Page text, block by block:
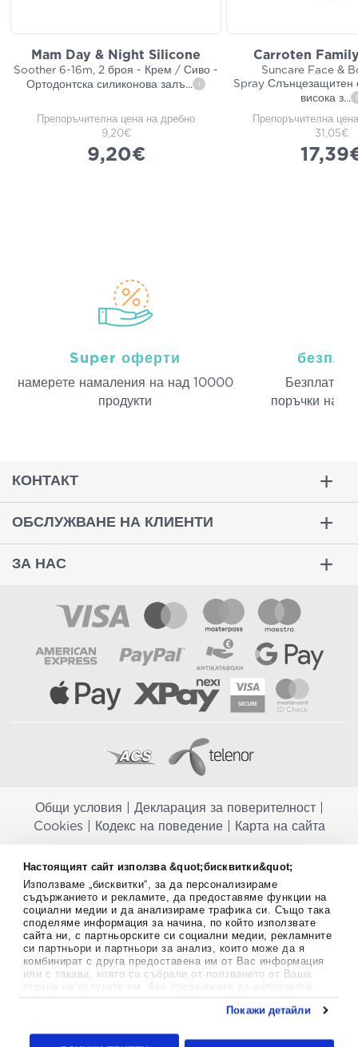
Настоящият сайт използва &quot;бисквитки&quot;
Използваме „бисквитки“, за да персонализираме
съдържанието и рекламите, да предоставяме функции на
социални медии и да анализираме трафика си. Също така
споделяме информация за начина, по който използвате
сайта ни, с партньорските си социални медии, рекламните
си партньори и партньори за анализ, които може да я
комбинират с друга предоставена им от Вас информация
или с такава, която са събрали от ползването от Ваша
страна на услугите им. Ако продължите да използвате
тук.
Покажи детайли
Mam Day & Night Silicone
Soother 6-16m, 2 броя - Крем / Сиво -
Ортодонтска силиконова залъ... i
Препоръчителна цена на дребно
9,20€
9,20€
Carroten
Suncare Face &
Spray Слънцезащитен
висока з... i
Препоръчителна
31,05€
Super оферти
намерeте намаления на над 10000
продукти
Безплатна
поръчки над
КОНТАКТ
ОБСЛУЖВАНЕ НА КЛИЕНТИ
ЗА НАС
Общи условия Декларация за поверителност|
Cookies
Кодекс на поведение| Карта на сайта
заместват балансираната диета и не са предназначени за
профилактика, лечение или лечение на човешки заболявания.
Консултирайте се с Вашия лекар, ако сте бременна, кърмите,
приемате лекарства или имате някакви здравословни проблеми,
преди да използвате някаква хранителна добавка. Непрекъснато се
стремим да ви предоставяме точна и валидна информация. Ако
имате някакви въпроси или коментари относно тях, моля свържете
се с нас.
Aptekapromahon.com eBusinessTeam • Website by
24lc.gr